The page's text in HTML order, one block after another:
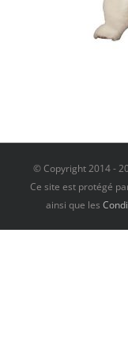
© Copyright 2014 -
Ce site est protégé
ainsi que les